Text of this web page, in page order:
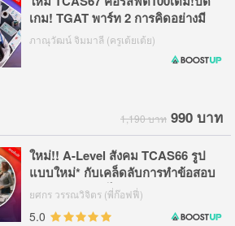
เกม! TGAT พาร์ท 2 การคิดอย่างมี
เหตุผล
ภาณุวัฒน์ จิมมาลี (ครูเต้ยเต้ย)
1,190 บาท 990 บาท
ใหม่!! A-Level สังคม TCAS66 รูป
แบบใหม่* กับเคล็ดลับการทำข้อสอบ
ฟ้าดคะแนนฉุดไม่อยู่
ยศกร วรรณวิจิตร (พี่ก๊อฟฟี่)
5.0